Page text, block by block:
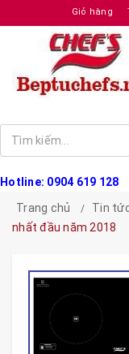
Giỏ hàng
Hotline: 0904 619 128
Trang chủ
Tin
nhất đầu năm 2018